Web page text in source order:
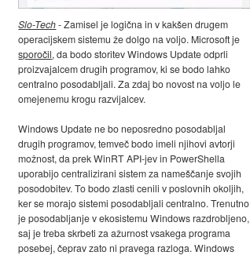
Slo-Tech- Zamisel je logična in v kakšen drugem
operacijskem sistemu že dolgo na voljo. Microsoft je
sporočil, da bodo storitev Windows Update odprli
proizvajalcem drugih programov, ki se bodo lahko
centralno posodabljali. Za zdaj bo novost na voljo le
omejenemu krogu razvijalcev.
Windows Update ne bo neposredno posodabljal
drugih programov, temveč bodo imeli njihovi avtorji
možnost, da prek WinRT API-jev in PowerShella
uporabijo centralizirani sistem za nameščanje svojih
posodobitev. To bodo zlasti cenili v poslovnih okoljih,
ker se morajo sistemi posodabljali centralno. Trenutno
je posodabljanje v ekosistemu Windows razdrobljeno,
saj je treba skrbeti za ažurnost vsakega programa
posebej, čeprav zato ni pravega razloga. Windows